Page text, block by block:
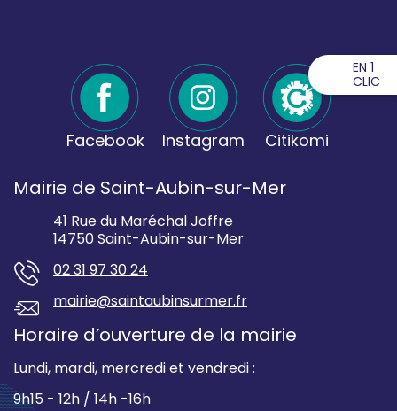
Facebook Instagram Citikomi
Mairie de Saint-Aubin-sur-Mer
41 Rue du Maréchal Joffre
14750 Saint-Aubin-sur-Mer
02 31 97 30 24
mairie@saintaubinsurmer.fr
Horaire d’ouverture de la mairie
Lundi, mardi, mercredi et vendredi :
9h15 - 12h / 14h -16h
EN 1
CLIC